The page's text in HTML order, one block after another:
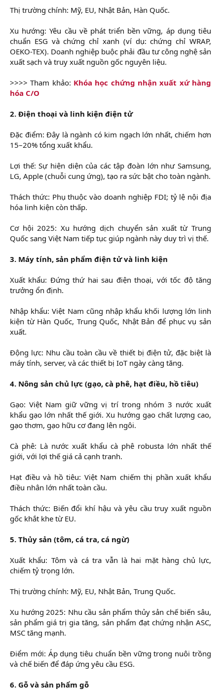
Thị trường chính: Mỹ, EU, Nhật Bản, Hàn Quốc.
Xu hướng: Yêu cầu về phát triển bền vững, áp dụng tiêu
chuẩn ESG và chứng chỉ xanh (ví dụ: chứng chỉ WRAP,
OEKO-TEX). Doanh nghiệp buộc phải đầu tư công nghệ sản
xuất sạch và truy xuất nguồn gốc nguyên liệu.
>>>> Tham khảo: Khóa học chứng nhận xuất xứ hàng
hóa C/O
2. Điện thoại và linh kiện điện tử
Đặc điểm: Đây là ngành có kim ngạch lớn nhất, chiếm hơn
15–20% tổng xuất khẩu.
Lợi thế: Sự hiện diện của các tập đoàn lớn như Samsung,
LG, Apple (chuỗi cung ứng), tạo ra sức bật cho toàn ngành.
Thách thức: Phụ thuộc vào doanh nghiệp FDI; tỷ lệ nội địa
hóa linh kiện còn thấp.
Cơ hội 2025: Xu hướng dịch chuyển sản xuất từ Trung
Quốc sang Việt Nam tiếp tục giúp ngành này duy trì vị thế.
3. Máy tính, sản phẩm điện tử và linh kiện
Xuất khẩu: Đứng thứ hai sau điện thoại, với tốc độ tăng
trưởng ổn định.
Nhập khẩu: Việt Nam cũng nhập khẩu khối lượng lớn linh
kiện từ Hàn Quốc, Trung Quốc, Nhật Bản để phục vụ sản
xuất.
Động lực: Nhu cầu toàn cầu về thiết bị điện tử, đặc biệt là
máy tính, server, và các thiết bị IoT ngày càng tăng.
4. Nông sản chủ lực (gạo, cà phê, hạt điều, hồ tiêu)
Gạo: Việt Nam giữ vững vị trí trong nhóm 3 nước xuất
khẩu gạo lớn nhất thế giới. Xu hướng gạo chất lượng cao,
gạo thơm, gạo hữu cơ đang lên ngôi.
Cà phê: Là nước xuất khẩu cà phê robusta lớn nhất thế
giới, với lợi thế giá cả cạnh tranh.
Hạt điều và hồ tiêu: Việt Nam chiếm thị phần xuất khẩu
điều nhân lớn nhất toàn cầu.
Thách thức: Biến đổi khí hậu và yêu cầu truy xuất nguồn
gốc khắt khe từ EU.
5. Thủy sản (tôm, cá tra, cá ngừ)
Xuất khẩu: Tôm và cá tra vẫn là hai mặt hàng chủ lực,
chiếm tỷ trọng lớn.
Thị trường chính: Mỹ, EU, Nhật Bản, Trung Quốc.
Xu hướng 2025: Nhu cầu sản phẩm thủy sản chế biến sâu,
sản phẩm giá trị gia tăng, sản phẩm đạt chứng nhận ASC,
MSC tăng mạnh.
Điểm mới: Áp dụng tiêu chuẩn bền vững trong nuôi trồng
và chế biến để đáp ứng yêu cầu ESG.
6. Gỗ và sản phẩm gỗ